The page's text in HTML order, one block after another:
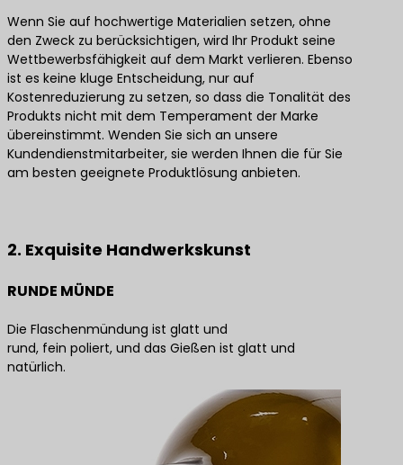
Wenn Sie auf hochwertige Materialien setzen, ohne
den Zweck zu berücksichtigen, wird Ihr Produkt seine
Wettbewerbsfähigkeit auf dem Markt verlieren. Ebenso
ist es keine kluge Entscheidung, nur auf
Kostenreduzierung zu setzen, so dass die Tonalität des
Produkts nicht mit dem Temperament der Marke
übereinstimmt. Wenden Sie sich an unsere
Kundendienstmitarbeiter, sie werden Ihnen die für Sie
am besten geeignete Produktlösung anbieten.
2. Exquisite Handwerkskunst
RUNDE MÜNDE
Die Flaschenmündung ist glatt und
rund, fein poliert, und das Gießen ist glatt und
natürlich.